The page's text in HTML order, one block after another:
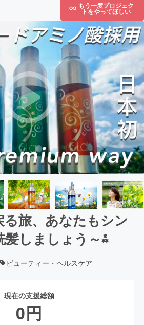
もう一度プロジェク
トをやってほしい
る旅、あなたもシン
髪しましょう～⁂
ビューティー・ヘルスケア
現在の支援総額
0円